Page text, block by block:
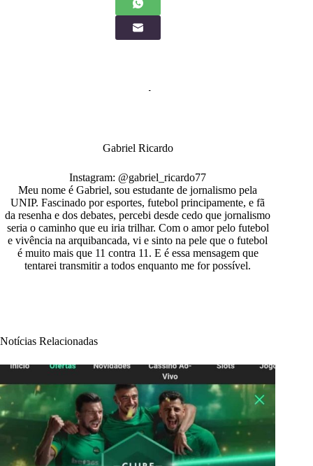
Gabriel Ricardo
Instagram: @gabriel_ricardo77
Meu nome é Gabriel, sou estudante de jornalismo pela
UNIP. Fascinado por esportes, futebol principamente, e fã
da resenha e dos debates, percebi desde cedo que jornalismo
seria o caminho que eu iria trilhar. Com o amor pelo futebol
e vivência na arquibancada, vi e sinto na pele que o futebol
é muito mais que 11 contra 11. E é essa mensagem que
tentarei transmitir a todos enquanto me for possível.
Notícias Relacionadas